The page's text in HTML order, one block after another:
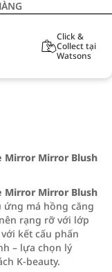
Click &
Collect tại
Watsons
Mirror Mirror Blush
Mirror Mirror Blush
ứng má hồng căng
rạng rỡ với lớp
kết cấu phấn
– lựa chọn lý
K-beauty.